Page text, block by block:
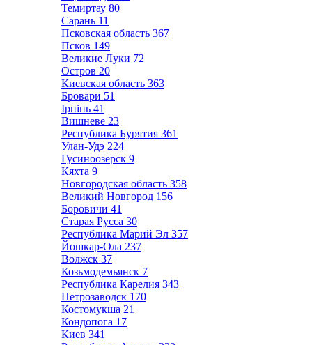
Темиртау 80
Сарань 11
Псковская область 367
Псков 149
Великие Луки 72
Остров 20
Киевская область 363
Бровари 51
Ірпінь 41
Вишневе 23
Республика Бурятия 361
Улан-Удэ 224
Гусиноозерск 9
Кяхта 9
Новгородская область 358
Великий Новгород 156
Боровичи 41
Старая Русса 30
Республика Марий Эл 357
Йошкар-Ола 237
Волжск 37
Козьмодемьянск 7
Республика Карелия 343
Петрозаводск 170
Костомукша 21
Кондопога 17
Киев 341